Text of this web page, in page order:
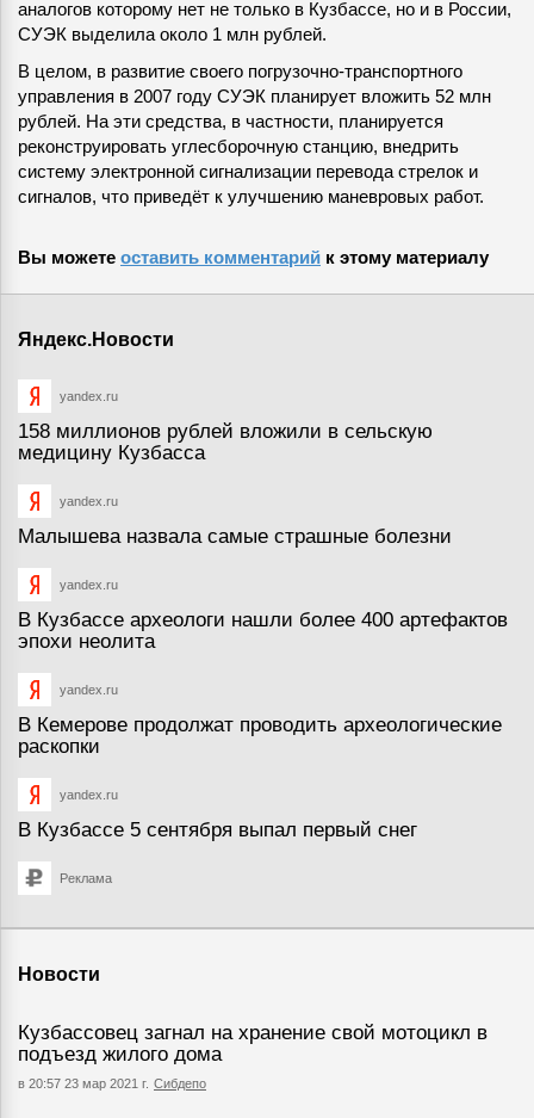
аналогов которому нет не только в Кузбассе, но и в России,
СУЭК выделила около 1 млн рублей.
В целом, в развитие своего погрузочно-транспортного
управления в 2007 году СУЭК планирует вложить 52 млн
рублей. На эти средства, в частности, планируется
реконструировать углесборочную станцию, внедрить
систему электронной сигнализации перевода стрелок и
сигналов, что приведёт к улучшению маневровых работ.
Вы можете оставить комментарий к этому материалу
Яндекс.Новости
yandex.ru
158 миллионов рублей вложили в сельскую
медицину Кузбасса
yandex.ru
Малышева назвала самые страшные болезни
yandex.ru
В Кузбассе археологи нашли более 400 артефактов
эпохи неолита
yandex.ru
В Кемерове продолжат проводить археологические
раскопки
yandex.ru
В Кузбассе 5 сентября выпал первый снег
Реклама
Новости
Кузбассовец загнал на хранение свой мотоцикл в
подъезд жилого дома
в 20:57 23 мар 2021 г. Сибдепо